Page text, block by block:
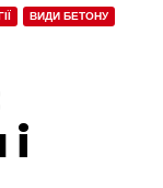
ВИДИ БЕТОНУ